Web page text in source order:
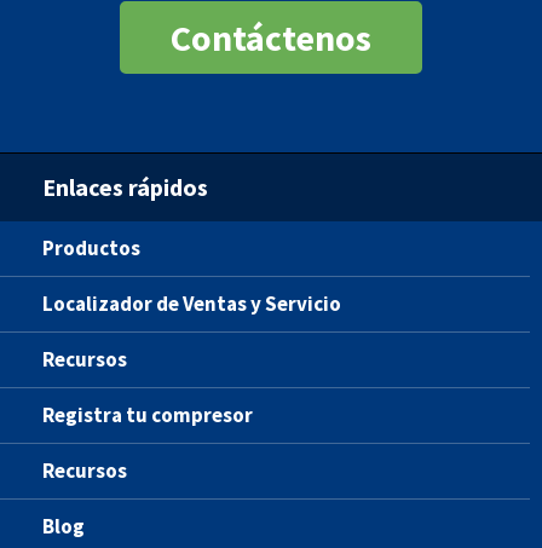
Contáctenos
Enlaces rápidos
Productos
Localizador de Ventas y Servicio
Recursos
Registra tu compresor
Recursos
Blog